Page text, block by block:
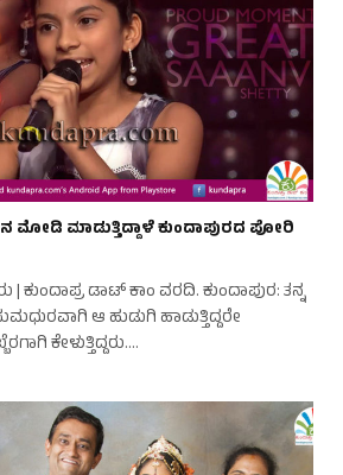
ಮೋಡಿ ಮಾಡುತ್ತಿದ್ದಾಳೆ ಕುಂದಾಪುರದ ಪೋರಿ
ಕುಂದಾಪ್ರ ಡಾಟ್ ಕಾಂ ವರದಿ. ಕುಂದಾಪುರ: ತನ್ನ
ಆ ಹುಡುಗಿ ಹಾಡುತ್ತಿದ್ದರೇ
ಕೇಳುತ್ತಿದ್ದರು.…